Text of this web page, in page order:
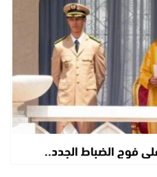
فوج الضباط الجدد..